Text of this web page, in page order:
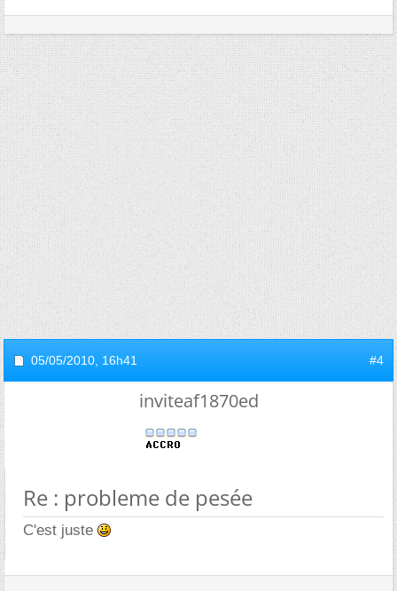
05/05/2010, 16h41 #4
inviteaf1870ed
Re : probleme de pesée
C'est juste